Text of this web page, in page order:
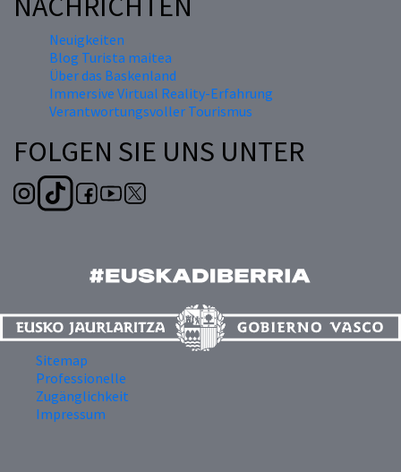
Neuigkeiten
Blog Turista maitea
Über das Baskenland
Immersive Virtual Reality-Erfahrung
Verantwortungsvoller Tourismus
FOLGEN SIE UNS UNTER
Sitemap
Professionelle
Zugänglichkeit
Impressum